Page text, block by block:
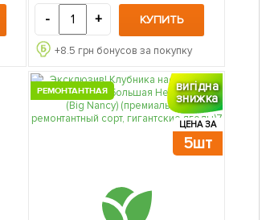
- + КУПИТЬ
+8.5 грн бонусов за покупку
вигідна
знижка
ЦЕНА ЗА
5шт
РЕМОНТАНТНАЯ